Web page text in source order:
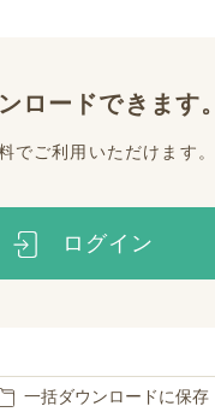
ロードできます。
ご利用いただけます。
ログイン
一括ダウンロードに保存